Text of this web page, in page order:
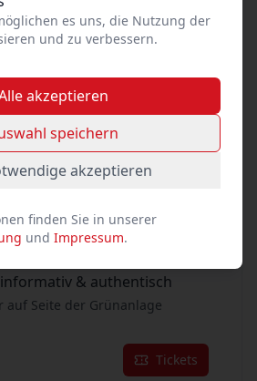
Tickets
Sep. 2026•Sa. 13:00
& authentisch
auf Seite der Grünanlage
Sep. 2026•Sa. 14:00
& authentisch
auf Seite der Grünanlage
Tickets
es uns, die Nutzung der
und zu verbessern.
akzeptieren
speichern
akzeptieren
finden Sie in unserer
und Impressum.